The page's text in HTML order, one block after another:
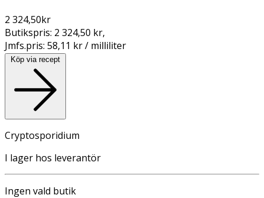
2 324,50kr
Butikspris: 2 324,50 kr,
Jmfs.pris: 58,11 kr / milliliter
Köp via recept
Cryptosporidium
I lager hos leverantör
Ingen vald butik